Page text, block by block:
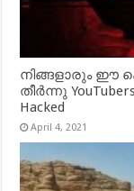
നിങ്ങളാരും ഈ
തീർന്നു
Hacked
April 4, 2021